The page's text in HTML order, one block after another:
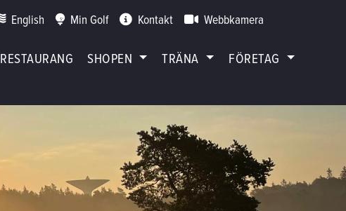
English Min Golf Kontakt Webbkamera
RESTAURANG SHOPEN TRÄNA FÖRETAG